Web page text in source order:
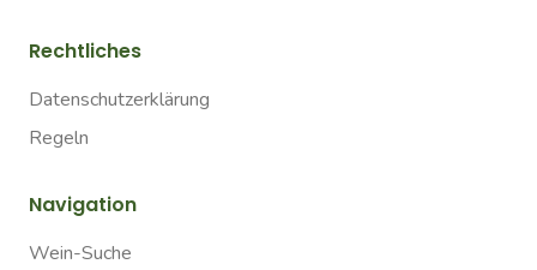
Rechtliches
Datenschutzerklärung
Regeln
Navigation
Wein-Suche